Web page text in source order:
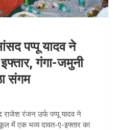
पप्पू यादव ने
गंगा-जमुनी
संगम
राजेश रंजन उर्फ पप्पू यादव ने
में एक भव्य दावत-ए-इफ्तार का